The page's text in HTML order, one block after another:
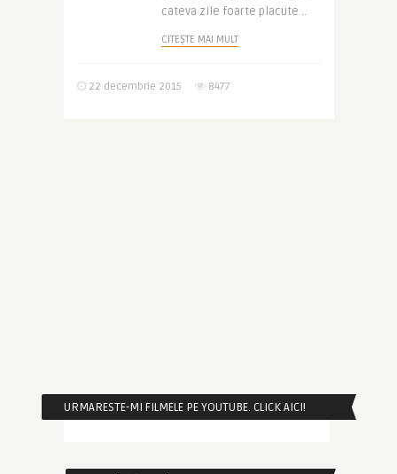
cateva zile foarte placute ..
CITEȘTE MAI MULT
22 decembrie 2015 8477
URMARESTE-MI FILMELE PE YOUTUBE. CLICK AICI!